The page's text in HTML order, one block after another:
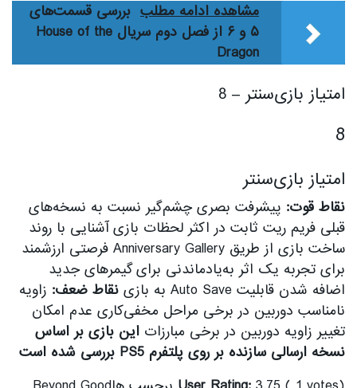
مشاهده ادامه مطلب بررسی قسمت‌های
۵ و ۶ از فصل دوم سریال House of the
Dragon
امتیاز بازی‌سنتر – 8
8
امتیاز بازی‌سنتر
نقاط قوت: پیشرفت بصری چشم‌گیر نسبت به نسخه‌های
قبلی فریم ریت ثابت در اکثر لحظات بازی آشنایی با روند
ساخت بازی از طریق Anniversary Gallery فرصتی ارزشمند
برای تجربه یک اثر به‌یادماندنی برای گیمرهای جدید
اضافه شدن قابلیت Auto Save به بازی
نقاط ضعف: زاویه
نامناسب دوربین در برخی مراحل مخفی‌کاری عدم امکان
تغییر زاویه دوربین در برخی مبارزات این بازی بر اساس
نسخه ارسالی سازنده بر روی پلتفرم PS5 بررسی شده است